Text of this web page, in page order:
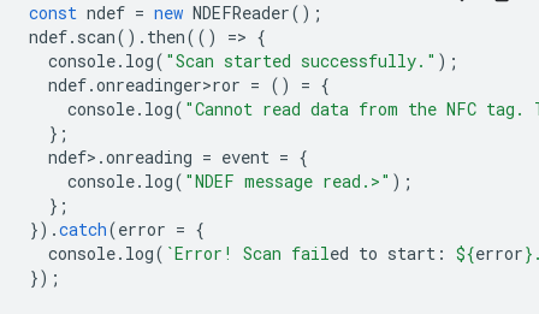
const ndef = new NDEFReader();
ndef. scan(). then(() => {
console. log( "Scan started successfully." );
ndef.onreadinger>ror = () = {
console. log( "Cannot read data from the NFC tag.
};
ndef> .onreading = event = {
console. log( "NDEF message read.>" );
};
}).catch(error = {
console. log( `Error! Scan failed to start: ${error}
});